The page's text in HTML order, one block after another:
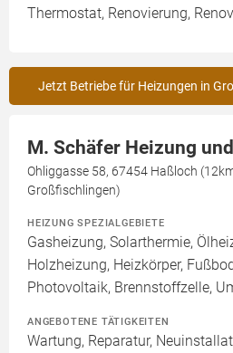
Thermostat, Renovierung,
Jetzt Betriebe für Heizungen in
M. Schäfer Heizung
Ohliggasse 58, 67454 Haßloch
Großfischlingen)
HEIZUNG SPEZIALGEBIETE
Gasheizung, Solarthermie,
Holzheizung, Heizkörper,
Photovoltaik, Brennstoffzelle,
ANGEBOTENE TÄTIGKEITEN
Wartung, Reparatur,